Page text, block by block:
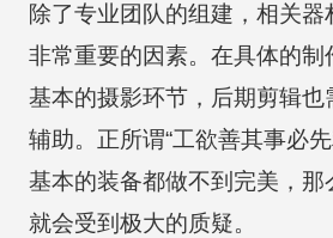
除了专业团队的组建，相关
非常重要的因素。在具体的制
基本的摄影环节，后期剪辑也
辅助。正所谓“工欲善其事必
基本的装备都做不到完美，那
就会受到极大的质疑。